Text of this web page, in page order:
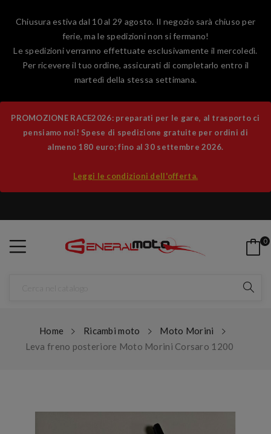
Chiusura estiva dal 10 al 29 agosto. Il negozio sarà chiuso per
ferie, ma le spedizioni non si fermano!
Le spedizioni verranno effettuate esclusivamente il mercoledì.
Per ricevere il tuo ordine, assicurati di completarlo entro il
martedì della stessa settimana.
PROMOZIONE RACE2026: preparati per le gare, al trasporto ci
pensiamo noi! Spese di spedizione gratuite per ordini di
almeno 180 euro; fino al 30 settembre 2026.
Leggi le condizioni dell'offerta.
0
Home Ricambi moto
Moto Morini
Leva freno posteriore Moto Morini Corsaro 1200